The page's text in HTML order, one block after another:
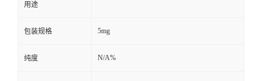
用途
包装规格 5mg
纯度 N/A%